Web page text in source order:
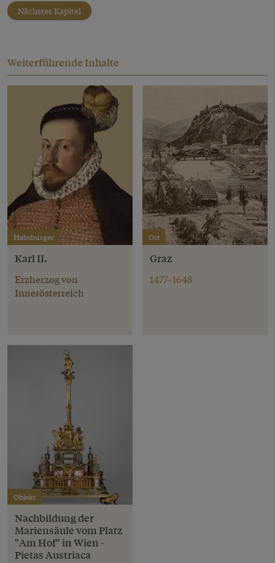
Nächstes Kapitel
Weiterführende Inhalte
Habsburger
Karl II.
Erzherzog von
Innerösterreich
Ort
Graz
1477–1648
Objekt
Nachbildung der
Mariensäule vom Platz
"Am Hof" in Wien -
Pietas Austriaca